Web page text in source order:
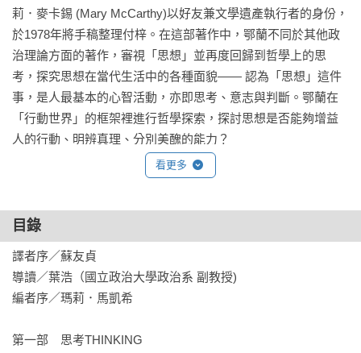
莉．麥卡錫 (Mary McCarthy)以好友兼文學遺產執行者的身份，
於1978年將手稿整理付梓。在這部著作中，鄂蘭不同於其他政
治理論方面的著作，審視「思想」並再度回歸到哲學上的思
考，探究思想在當代生活中的各種面貌—— 認為「思想」這件
事，是人最基本的心智活動，亦即思考、意志與判斷。鄂蘭在
「行動世界」的框架裡進行哲學探索，探討思想是否能夠增益
人的行動、明辨真理、分別美醜的能力？
《心智生命》是鄂蘭一反過去關注外在事務，轉趨內在哲學的
本重要著作，更可視為她對自身思想的最終結論。
看更多
目錄
譯者序／蘇友貞
導讀／葉浩（國立政治大學政治系 副教授)
編者序／瑪莉．馬凱希
第一部　思考THINKING